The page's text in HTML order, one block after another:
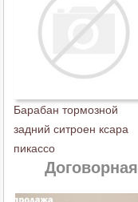
Барабан тормозной
задний ситроен ксара
пикассо
Договорная